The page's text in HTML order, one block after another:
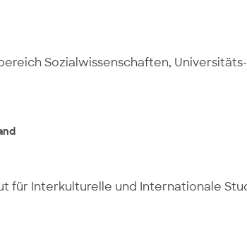
Sozialwissenschaften, Universitäts-
für Interkulturelle und Internationale